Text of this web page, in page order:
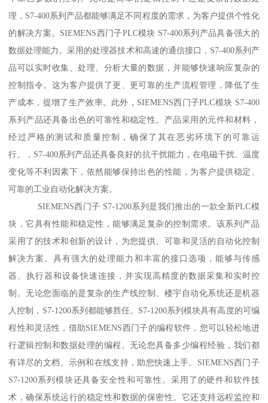
理，S7-400系列产品都能够满足不同程度的需求，为客户提供个性化
的解决方案。SIEMENS西门子PLC模块 S7-400系列产品具备强大的
数据处理能力。采用的处理器技术和高速的通信接口，S7-400系列产
品可以实时收集、处理、分析大量的数据，并能够快速响应复杂的
控制指令。这为客户提供了更、更可靠的生产流程管理，降低了生
产成本，提增了生产效率。此外，SIEMENS西门子PLC模块 S7-400
系列产品还具备出色的可靠性和稳定性。产品采用的元件和材料，
经过严格的测试和质量控制，确保了其在恶劣环境下的可靠运
行。，S7-400系列产品还具备良好的抗干扰能力，在电磁干扰、温度
变化等不利因素下，依然能够保持出色的性能，为客户提供稳定、
可靠的工业自动化解决方案。
SIEMENS西门子 S7-1200系列是我们推出的一款全新PLC模
块，它具有性能和稳定性，能够满足复杂的控制需求。该系列产品
采用了的技术和创新的设计，为您提供、可靠和灵活的自动化控制
解决方案。具有强大的处理能力和丰富的接口选项，能够与传感
器、执行器和设备快速连接，并实现高精度的数据采集和实时控
制。无论您面临的是复杂的生产线控制、楼宇自动化系统还是机器
人控制，S7-1200系列都能够胜任。S7-1200系列模块具有高度的可编
程性和灵活性，借助SIEMENS西门子的编程软件，您可以轻松地进
行逻辑控制和数据处理的编程。无论您具备多少编程经验，我们都
有详尽的文档、示例和在线支持，助您快速上手。SIEMENS西门子
S7-1200系列模块还具备安全性和可靠性。采用了的硬件和软件技
术，确保系统运行的稳定性和数据的保密性。它还支持远程监控和